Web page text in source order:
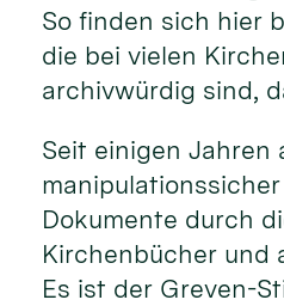
So finden sich hier
die bei vielen
archivwürdig sind,
Seit einigen Jahren
Dokumente durch
Kirchenbücher und
Es ist der Greven-